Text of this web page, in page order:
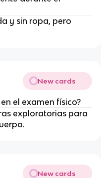
y sin ropa, pero
New cards
el examen físico?
exploratorias para
New cards